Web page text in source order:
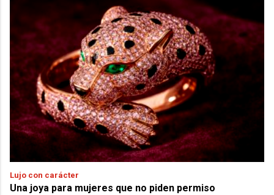
Lujo con carácter
Una joya para mujeres que no piden permiso